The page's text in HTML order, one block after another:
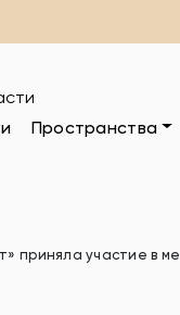
Пространства
приняла участие в